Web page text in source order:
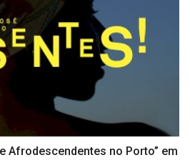
Afrodescendentes no Porto” em